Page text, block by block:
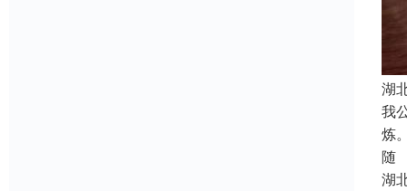
湖
我
炼
随
湖